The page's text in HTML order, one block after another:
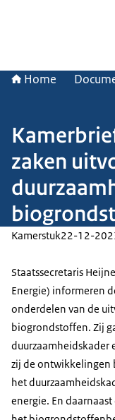
Home
zaken
Kamerstuk22-12-
Staatssecretaris
Energie) informeren
onderdelen van de
biogrondstoffen. Zij
duurzaamheidskader
zij de ontwikkelingen
het
energie. En